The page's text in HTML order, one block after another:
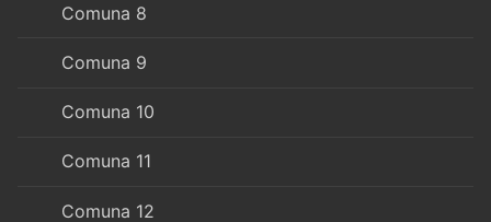
Comuna 8
Comuna 9
Comuna 10
Comuna 11
Comuna 12